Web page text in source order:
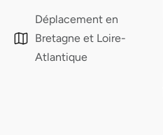
Déplacement en
Bretagne et Loire-
Atlantique